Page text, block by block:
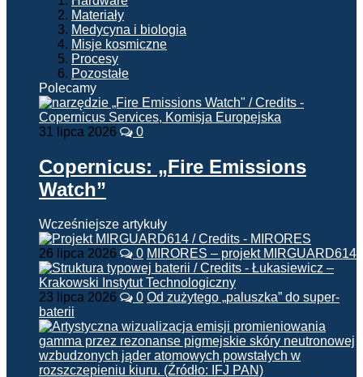
Materiały
Medycyna i biologia
Misje kosmiczne
Procesy
Pozostałe
Polecamy
31 lipca 2026 0
Copernicus: „Fire Emissions
Watch”
Wcześniejsze artykuły
26 lipca 2026 0 MIRORES – projekt MIRGUARD614
23 lipca 2026 0 Od zużytego „paluszka” do super-
baterii